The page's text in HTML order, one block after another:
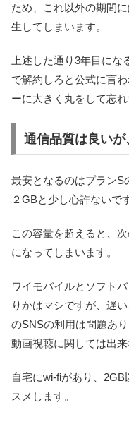
ため、これ以外の期間
生してしまいます。
上述した通り3年目に
で解約しろと公式に言
ーに大きく丸をして忘れ
通信品質は良い
最安となるのはプランS
２GBと少し心許ないで
この容量を超えると、
になってしまいます。
ワイモバイルとソフト
りかはマシですが、遅
のSNSの利用は問題あ
動画視聴に関しては出
自宅にwi-fiがあり、
スメします。